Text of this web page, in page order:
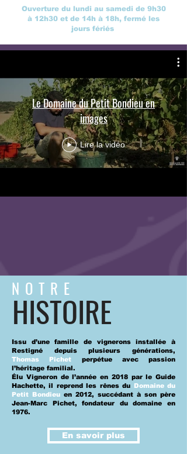
Ouverture du lundi au samedi de 9h30
à 12h30 et de 14h à 18h, fermé les
jours fériés
Le Domaine du Petit Bondieu en
images
Lire la vidéo
HISTOIRE
NOTRE
Issu d’une famille de vignerons installée à
Restigné depuis plusieurs générations,
Thomas Pichet perpétue avec passion
l’héritage familial.
Élu Vigneron de l’année en 2018 par le Guide
Hachette, il reprend les rênes du Domaine du
Petit Bondieu en 2012, succédant à son père
Jean-Marc Pichet, fondateur du domaine en
1976.
En savoir plus